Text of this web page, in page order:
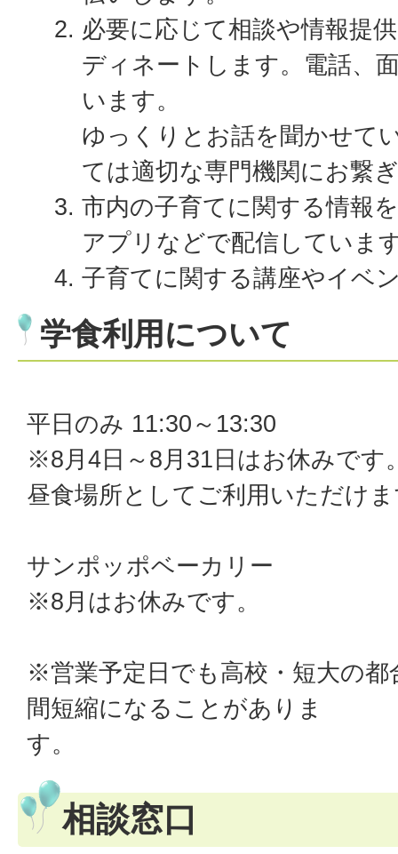
必要に応じて相談や情報提
ディネートします。電話、
います。
ゆっくりとお話を聞かせて
ては適切な専門機関にお繋
市内の子育てに関する情報
アプリなどで配信していま
子育てに関する講座やイベ
学食利用について
平日のみ 11:30～13:30
※8月4日～8月31日はお休みです
昼食場所としてご利用いただけ
サンポッポベーカリー
※8月はお休みです。
※営業予定日でも高校・短大の
間短縮になることがありま
す。
相談窓口